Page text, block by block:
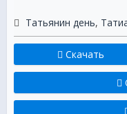
Татьянин день,
Скачать